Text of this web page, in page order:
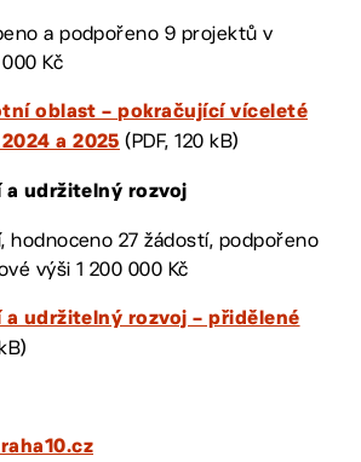
a podpořeno 9 projektů v
Kč
oblast – pokračující víceleté
a 2025 (PDF, 120 kB)
udržitelný rozvoj
hodnoceno 27 žádostí, podpořeno
výši 1 200 000 Kč
udržitelný rozvoj – přidělené